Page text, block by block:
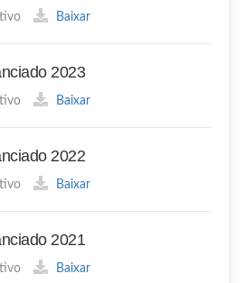
Baixar
2023
Baixar
2022
Baixar
2021
Baixar